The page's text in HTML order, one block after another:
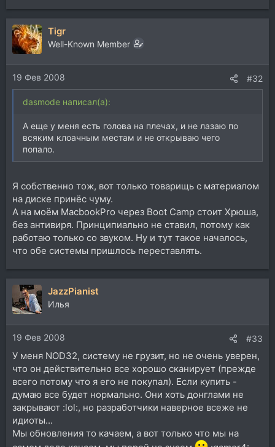
Tigr
Well-Known Member
19 Фев 2008 #32
dasmode написал(а):
А еще у меня есть голова на плечах, и не лазаю по
всяким клоачным местам и не открываю чего
попало.
Я собственно тож, вот только товарищь с материалом
на диске принёс чуму.
А на моём MacbookPro через Boot Camp стоит Хрюша,
без антивиря. Принципиально не ставил, потому как
работаю только со звуком. Ну и тут такое началось,
что обе системы пришлось переставлять.
JazzPianist
Илья
19 Фев 2008 #33
У меня NOD32, систему не грузит, но не очень уверен,
что он действительно все хорошо сканирует (прежде
всего потому что я его не покупал). Если купить -
думаю все будет нормально. Они хоть донглами не
закрывают :lol:, но разработчики наверное всеже не
идиоты...
Мы обновления то качаем, а вот только что мы на